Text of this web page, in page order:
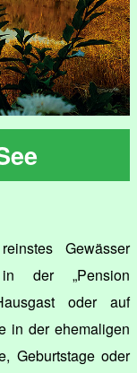
Gewässer
der „Pension
oder auf
in der ehemaligen
Geburtstage oder